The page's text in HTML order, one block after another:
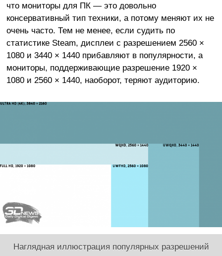
что мониторы для ПК — это довольно
консервативный тип техники, а потому меняют их не
очень часто. Тем не менее, если судить по
статистике Steam, дисплеи с разрешением 2560 ×
1080 и 3440 × 1440 прибавляют в популярности, а
мониторы, поддерживающие разрешение 1920 ×
1080 и 2560 × 1440, наоборот, теряют аудиторию.
Наглядная иллюстрация популярных разрешений